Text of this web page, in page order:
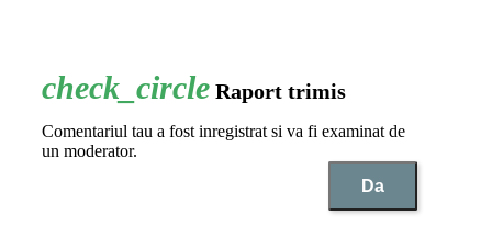
Raport trimis
Comentariul tau a fost inregistrat si va fi examinat de
un moderator.
Da